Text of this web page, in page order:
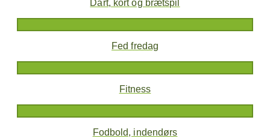
Dart, kort og brætspil
Fed fredag
Fitness
Fodbold, indendørs